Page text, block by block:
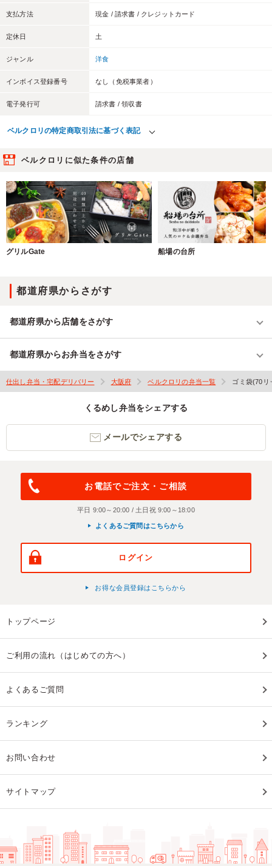
支払方法 現金 / 請求書 / クレジットカード
定休日 土
ジャンル 洋食
インボイス登録番号 なし（免税事業者）
電子発行可 請求書 / 領収書
ベルクロリの特定商取引法に基づく表記
ベルクロリに似た条件の店舗
グリルGate 船場の台所
都道府県からさがす
都道府県から店舗をさがす
都道府県からお弁当をさがす
仕出し弁当・宅配デリバリー 大阪府 ベルクロリの弁当一覧 ゴミ袋(70リ
くるめし弁当をシェアする
メールでシェアする
お電話でご注文・ご相談
平日 9:00～20:00 / 土日祝 9:00～18:00
よくあるご質問はこちらから
ログイン
お得な会員登録はこちらから
トップページ
ご利用の流れ（はじめての方へ）
よくあるご質問
ランキング
お問い合わせ
サイトマップ